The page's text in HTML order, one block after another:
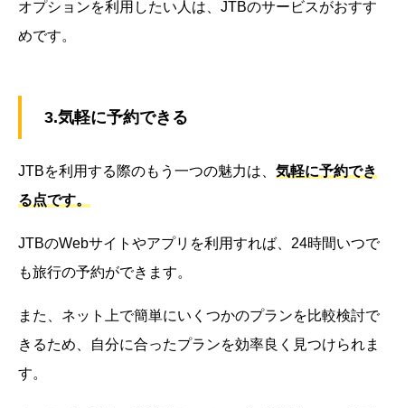
オプションを利用したい人は、JTBのサービスがおすす
めです。
3.気軽に予約できる
JTBを利用する際のもう一つの魅力は、 気軽に予約でき
る点です。
JTBのWebサイトやアプリを利用すれば、24時間いつで
も旅行の予約ができます。
また、ネット上で簡単にいくつかのプランを比較検討で
きるため、自分に合ったプランを効率良く見つけられま
す。